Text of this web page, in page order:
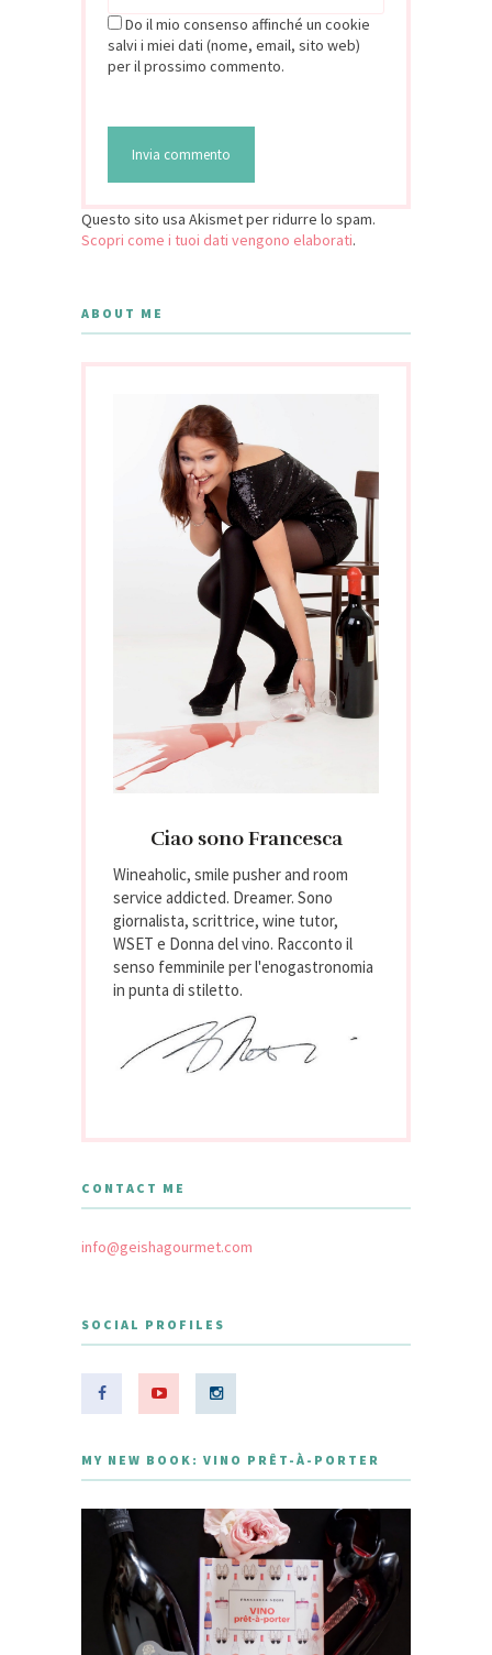
Do il mio consenso affinché un cookie
salvi i miei dati (nome, email, sito web)
per il prossimo commento.
Questo sito usa Akismet per ridurre lo spam.
Scopri come i tuoi dati vengono elaborati.
ABOUT ME
Ciao sono Francesca
Wineaholic, smile pusher and room
service addicted. Dreamer. Sono
giornalista, scrittrice, wine tutor,
WSET e Donna del vino. Racconto il
senso femminile per l'enogastronomia
in punta di stiletto.
CONTACT ME
info@geishagourmet.com
SOCIAL PROFILES
MY NEW BOOK: VINO PRÊT-À-PORTER